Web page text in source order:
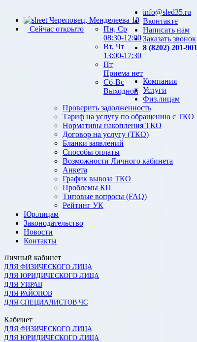
Череповец, Менделеева 10
Сейчас открыто
Пн, Ср
08:30-12:00
Вт, Чт
13:00-17:30
Пт
Приема нет
Сб-Вс
Выходной
info@sled35.ru
Вконтакте
Написать нам
Заказать звонок
8 (8202) 201-901
Компания
Услуги
Физ.лицам
Проверить задолженность
Тариф на услугу по обращению с ТКО
Нормативы накопления ТКО
Договор на услугу (ТКО)
Бланки заявлений
Способы оплаты
Возможности Личного кабинета
Анкета
График вывоза ТКО
Проблемы КП
Типовые вопросы (FAQ)
Рейтинг УК
Юр.лицам
Законодательство
Новости
Контакты
Личный кабинет
ДЛЯ ФИЗИЧЕСКОГО ЛИЦА
ДЛЯ ЮРИДИЧЕСКОГО ЛИЦА
ДЛЯ УПРАВ
ДЛЯ РАЙОНОВ
ДЛЯ СПЕЦИАЛИСТОВ ЧС
Кабинет
ДЛЯ ФИЗИЧЕСКОГО ЛИЦА
ДЛЯ ЮРИДИЧЕСКОГО ЛИЦА